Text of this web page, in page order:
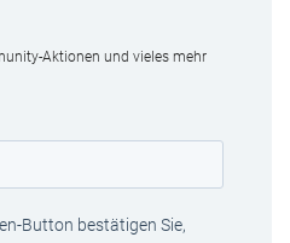
Aktionen und vieles mehr
Button bestätigen Sie,